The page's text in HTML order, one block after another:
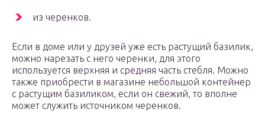
из черенков.
Если в доме или у друзей уже есть растущий базилик,
можно нарезать с него черенки, для этого
используется верхняя и средняя часть стебля. Можно
также приобрести в магазине небольшой контейнер
с растущим базиликом, если он свежий, то вполне
может служить источником черенков.